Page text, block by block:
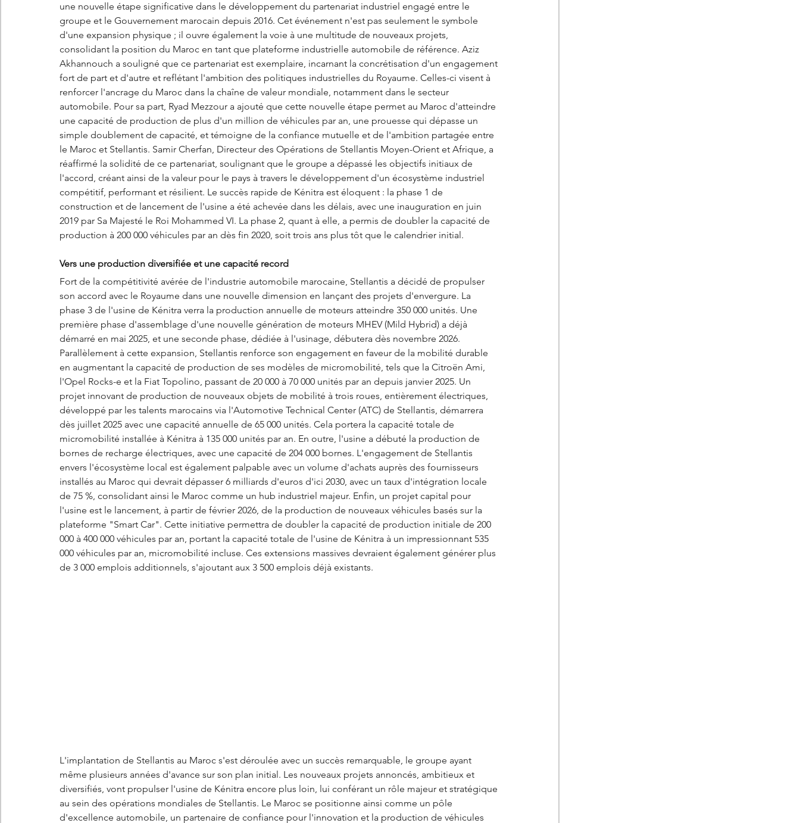
une nouvelle étape significative dans le développement du partenariat industriel engagé entre le
groupe et le Gouvernement marocain depuis 2016. Cet événement n'est pas seulement le symbole
d'une expansion physique ; il ouvre également la voie à une multitude de nouveaux projets,
consolidant la position du Maroc en tant que plateforme industrielle automobile de référence. Aziz
Akhannouch a souligné que ce partenariat est exemplaire, incarnant la concrétisation d'un engagement
fort de part et d'autre et reflétant l'ambition des politiques industrielles du Royaume. Celles-ci visent à
renforcer l'ancrage du Maroc dans la chaîne de valeur mondiale, notamment dans le secteur
automobile. Pour sa part, Ryad Mezzour a ajouté que cette nouvelle étape permet au Maroc d'atteindre
une capacité de production de plus d'un million de véhicules par an, une prouesse qui dépasse un
simple doublement de capacité, et témoigne de la confiance mutuelle et de l'ambition partagée entre
le Maroc et Stellantis. Samir Cherfan, Directeur des Opérations de Stellantis Moyen-Orient et Afrique, a
réaffirmé la solidité de ce partenariat, soulignant que le groupe a dépassé les objectifs initiaux de
l'accord, créant ainsi de la valeur pour le pays à travers le développement d'un écosystème industriel
compétitif, performant et résilient. Le succès rapide de Kénitra est éloquent : la phase 1 de
construction et de lancement de l'usine a été achevée dans les délais, avec une inauguration en juin
2019 par Sa Majesté le Roi Mohammed VI. La phase 2, quant à elle, a permis de doubler la capacité de
production à 200 000 véhicules par an dès fin 2020, soit trois ans plus tôt que le calendrier initial.
Vers une production diversifiée et une capacité record
Fort de la compétitivité avérée de l'industrie automobile marocaine, Stellantis a décidé de propulser
son accord avec le Royaume dans une nouvelle dimension en lançant des projets d'envergure. La
phase 3 de l'usine de Kénitra verra la production annuelle de moteurs atteindre 350 000 unités. Une
première phase d'assemblage d'une nouvelle génération de moteurs MHEV (Mild Hybrid) a déjà
démarré en mai 2025, et une seconde phase, dédiée à l'usinage, débutera dès novembre 2026.
Parallèlement à cette expansion, Stellantis renforce son engagement en faveur de la mobilité durable
en augmentant la capacité de production de ses modèles de micromobilité, tels que la Citroën Ami,
l'Opel Rocks-e et la Fiat Topolino, passant de 20 000 à 70 000 unités par an depuis janvier 2025. Un
projet innovant de production de nouveaux objets de mobilité à trois roues, entièrement électriques,
développé par les talents marocains via l'Automotive Technical Center (ATC) de Stellantis, démarrera
dès juillet 2025 avec une capacité annuelle de 65 000 unités. Cela portera la capacité totale de
micromobilité installée à Kénitra à 135 000 unités par an. En outre, l'usine a débuté la production de
bornes de recharge électriques, avec une capacité de 204 000 bornes. L'engagement de Stellantis
envers l'écosystème local est également palpable avec un volume d'achats auprès des fournisseurs
installés au Maroc qui devrait dépasser 6 milliards d'euros d'ici 2030, avec un taux d'intégration locale
de 75 %, consolidant ainsi le Maroc comme un hub industriel majeur. Enfin, un projet capital pour
l'usine est le lancement, à partir de février 2026, de la production de nouveaux véhicules basés sur la
plateforme "Smart Car". Cette initiative permettra de doubler la capacité de production initiale de 200
000 à 400 000 véhicules par an, portant la capacité totale de l'usine de Kénitra à un impressionnant 535
000 véhicules par an, micromobilité incluse. Ces extensions massives devraient également générer plus
de 3 000 emplois additionnels, s'ajoutant aux 3 500 emplois déjà existants.
L'implantation de Stellantis au Maroc s'est déroulée avec un succès remarquable, le groupe ayant
même plusieurs années d'avance sur son plan initial. Les nouveaux projets annoncés, ambitieux et
diversifiés, vont propulser l'usine de Kénitra encore plus loin, lui conférant un rôle majeur et stratégique
au sein des opérations mondiales de Stellantis. Le Maroc se positionne ainsi comme un pôle
d'excellence automobile, un partenaire de confiance pour l'innovation et la production de véhicules